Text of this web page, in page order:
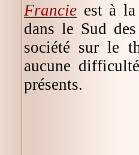
Francie est à
dans le Sud
société sur le
aucune
présents.